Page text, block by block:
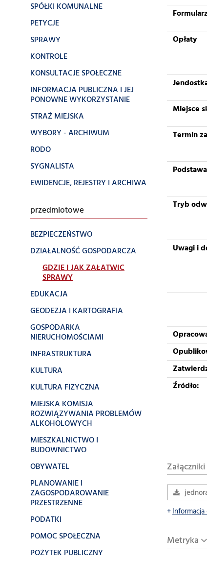
SPÓŁKI KOMUNALNE
PETYCJE
SPRAWY
KONTROLE
KONSULTACJE SPOŁECZNE
INFORMACJA PUBLICZNA I JEJ
PONOWNE WYKORZYSTANIE
STRAŻ MIEJSKA
WYBORY - ARCHIWUM
RODO
SYGNALISTA
EWIDENCJE, REJESTRY I ARCHIWA
przedmiotowe
BEZPIECZEŃSTWO
DZIAŁALNOŚĆ GOSPODARCZA
GDZIE I JAK ZAŁATWIC
SPRAWY
EDUKACJA
GEODEZJA I KARTOGRAFIA
GOSPODARKA
NIERUCHOMOŚCIAMI
INFRASTRUKTURA
KULTURA
KULTURA FIZYCZNA
MIEJSKA KOMISJA
ROZWIĄZYWANIA PROBLEMÓW
ALKOHOLOWYCH
MIESZKALNICTWO I
BUDOWNICTWO
OBYWATEL
PLANOWANIE I
ZAGOSPODAROWANIE
PRZESTRZENNE
PODATKI
POMOC SPOŁECZNA
POŻYTEK PUBLICZNY
Opłaty
Miejsce
Termin
Tryb
Uwagi i
Źródło:
Załączniki
Informacja
Metryka